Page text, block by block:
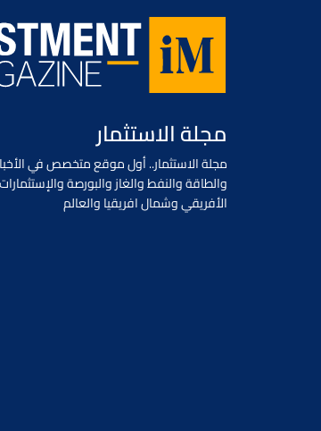
مجلة الاستثمار
مجلة الاستثمار.. أول موقع متخصص في
والطاقة والنفط والغاز والبورصة
الأفريقي وشمال افريقيا والعالم